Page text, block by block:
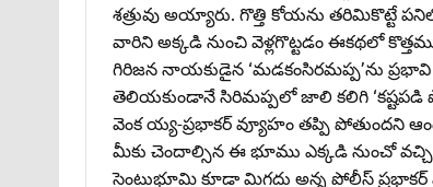
శత్రువు అయ్యారు. గొత్తి కోయను తరిమికొట్టే
వారిని అక్కడి నుంచి వెళ్లగొట్టడం ఈకథలో
గిరిజన నాయకుడైన ‘మడకంసిరమప్ప’ను
తెలియకుండానే సిరిమప్పలో జాలి కలిగి ‘కష్టపడి
వెంక య్య-ప్రభాకర్‌ వ్యూహం తప్పి పోతుందని
మీకు చెందాల్సిన ఈ భూము ఎక్కడి నుంచో
సెంటుభూమి కూడా మిగదు అన్న పోలీస్‌